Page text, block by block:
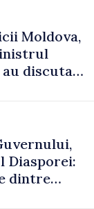
Moldova,
au discutat
Diasporei:
dintre